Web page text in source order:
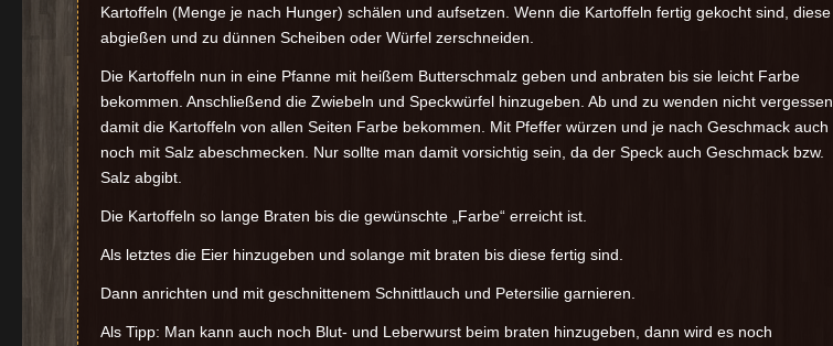
Kartoffeln (Menge je nach Hunger) schälen und aufsetzen. Wenn die Kartoffeln fertig gekocht sind, diese
abgießen und zu dünnen Scheiben oder Würfel zerschneiden.
Die Kartoffeln nun in eine Pfanne mit heißem Butterschmalz geben und anbraten bis sie leicht Farbe
bekommen. Anschließend die Zwiebeln und Speckwürfel hinzugeben. Ab und zu wenden nicht vergessen
damit die Kartoffeln von allen Seiten Farbe bekommen. Mit Pfeffer würzen und je nach Geschmack auch
noch mit Salz abeschmecken. Nur sollte man damit vorsichtig sein, da der Speck auch Geschmack bzw.
Salz abgibt.
Die Kartoffeln so lange Braten bis die gewünschte „Farbe“ erreicht ist.
Als letztes die Eier hinzugeben und solange mit braten bis diese fertig sind.
Dann anrichten und mit geschnittenem Schnittlauch und Petersilie garnieren.
Als Tipp: Man kann auch noch Blut- und Leberwurst beim braten hinzugeben, dann wird es noch